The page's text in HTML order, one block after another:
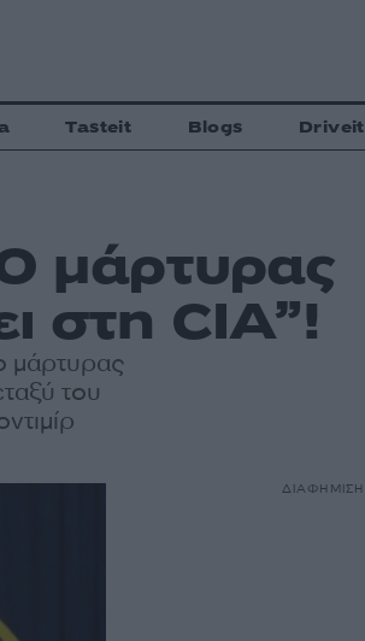
Tasteit Blogs Driveit
μάρτυρας
στη CIA”!
μάρτυρας
του
ΔΙΑΦΗΜΙΣΗ